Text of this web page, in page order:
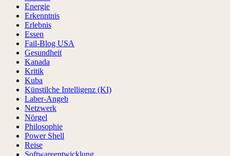
Energie
Erkenntnis
Erlebnis
Essen
Fail-Blog USA
Gesundheit
Kanada
Kritik
Kuba
Künstilche Intelligenz (KI)
Laber-Angeb
Netzwerk
Nörgel
Philosophie
Power Shell
Reise